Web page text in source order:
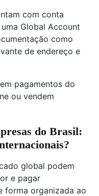
com conta
Global Account
como
de endereço e
pagamentos do
ou vendem
do Brasil:
global podem
e pagar
forma organizada ao